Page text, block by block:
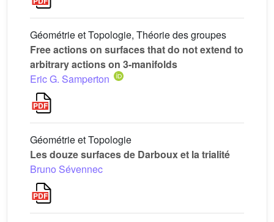
Géométrie et Topologie, Théorie des groupes
Free actions on surfaces that do not extend to
arbitrary actions on 3-manifolds
Eric G. Samperton
Géométrie et Topologie
Les douze surfaces de Darboux et la trialité
Bruno Sévennec